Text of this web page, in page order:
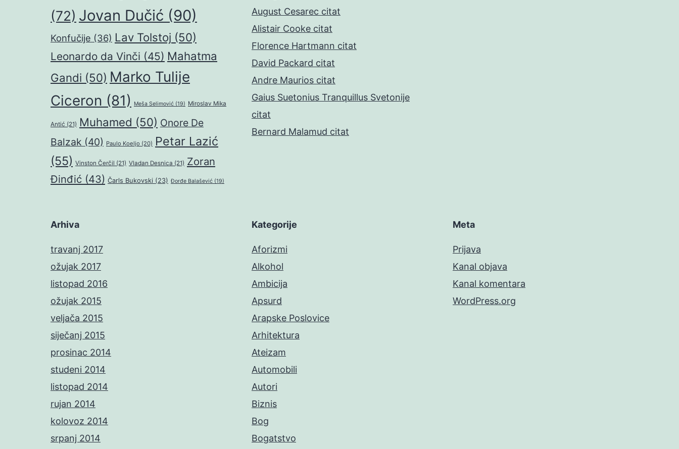
(72) Jovan Dučić (90)
Konfučije (36) Lav Tolstoj (50)
Leonardo da Vinči (45) Mahatma
Gandi (50) Marko Tulije
Ciceron (81) Meša Selimović (19) Miroslav Mika
Antić (21) Muhamed (50) Onore De
Balzak (40) Paulo Koeljo (20) Petar Lazić
(55) Vinston Čerčil (21) Vladan Desnica (21) Zoran
Đinđić (43) Čarls Bukovski (23) Đorđe Balašević (19)
August Cesarec citat
Alistair Cooke citat
Florence Hartmann citat
David Packard citat
Andre Maurios citat
Gaius Suetonius Tranquillus Svetonije
citat
Bernard Malamud citat
Arhiva
travanj 2017
ožujak 2017
listopad 2016
ožujak 2015
veljača 2015
siječanj 2015
prosinac 2014
studeni 2014
listopad 2014
rujan 2014
kolovoz 2014
srpanj 2014
Kategorije
Aforizmi
Alkohol
Ambicija
Apsurd
Arapske Poslovice
Arhitektura
Ateizam
Automobili
Autori
Biznis
Bog
Bogatstvo
Meta
Prijava
Kanal objava
Kanal komentara
WordPress.org